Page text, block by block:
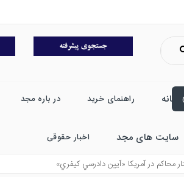
خانه راهنمای خرید در باره مجد
سایت های مجد اخبار حقوقی
محاكم در آمريكا «آيين دادرسي كيفري»